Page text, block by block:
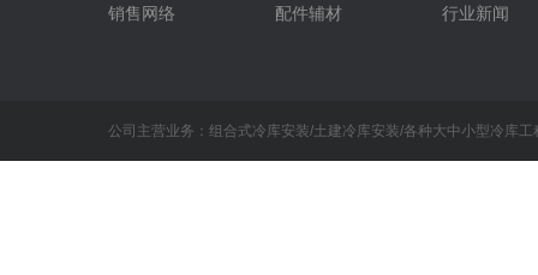
销售网络
配件辅材
行业新闻
公司主营业务：组合式冷库安装/土建冷库安装/各种大中小型冷库